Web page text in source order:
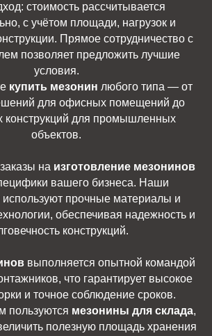
стоимость рассчитывается
с учётом площади, нагрузок и
Прямое сотрудничество с
позволяет предложить лучшие
условия.
купить мезонин любого типа — от
для офисных помещений до
конструкций для промышленных
объектов.
на изготовление мезонинов
вашего бизнеса. Наши
прочные материалы и
обеспечивая надежность и
конструкций.
выполняется опытной командой
что гарантирует высокое
и точное соблюдение сроков.
пользуются мезонины для склада,
полезную площадь хранения